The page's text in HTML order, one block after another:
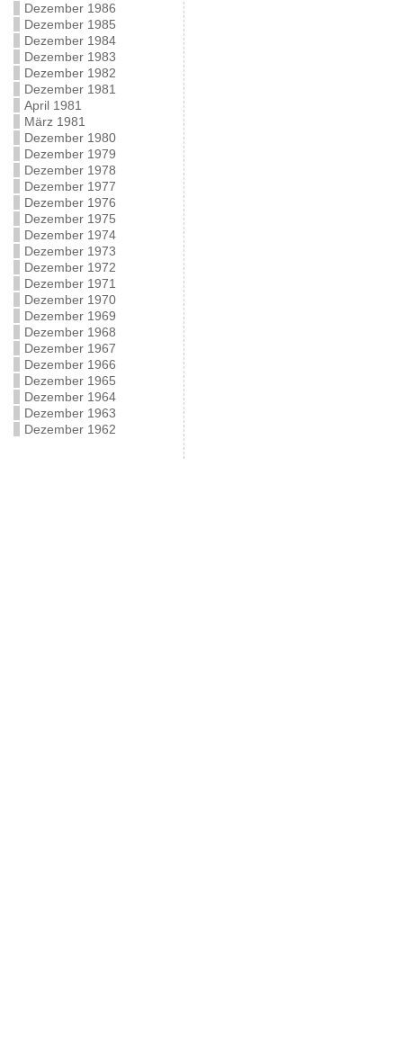
Dezember 1986
Dezember 1985
Dezember 1984
Dezember 1983
Dezember 1982
Dezember 1981
April 1981
März 1981
Dezember 1980
Dezember 1979
Dezember 1978
Dezember 1977
Dezember 1976
Dezember 1975
Dezember 1974
Dezember 1973
Dezember 1972
Dezember 1971
Dezember 1970
Dezember 1969
Dezember 1968
Dezember 1967
Dezember 1966
Dezember 1965
Dezember 1964
Dezember 1963
Dezember 1962